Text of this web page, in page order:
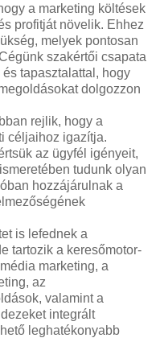
a marketing költések
profitját növelik. Ehhez
melyek pontosan
szakértői csapata
tapasztalattal, hogy
dolgozzon
rejlik, hogy a
céljaihoz igazítja.
az ügyfél igényeit,
tudunk olyan
hozzájárulnak a
is lefednek a
tartozik a keresőmotor-
marketing, a
az
valamint a
integrált
leghatékonyabb